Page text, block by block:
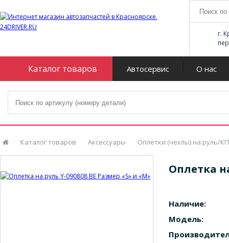
г.
Каталог товаров Автосервис О нас
Каталог товаров Аксессуары Оплетки (чехлы) на руль/
Оплетка
Наличие:
Модель: